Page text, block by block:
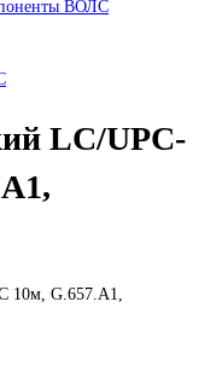
ВОЛС
LC/UPC-